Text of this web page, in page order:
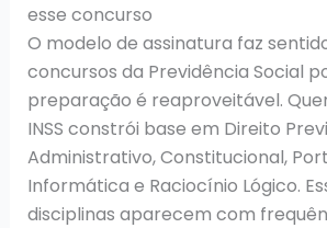
esse concurso
O modelo de assinatura faz
concursos da Previdência Social
preparação é reaproveitável.
INSS constrói base em Direito
Administrativo, Constitucional,
Informática e Raciocínio Lógico.
disciplinas aparecem com